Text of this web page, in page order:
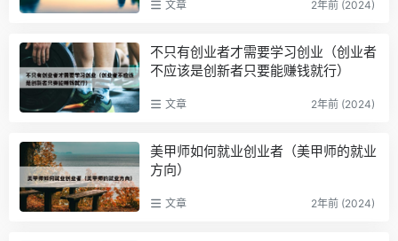
文章 2年前 (2024)
不只有创业者才需要学习创业（创业者
不应该是创新者只要能赚钱就行）
文章 2年前 (2024)
美甲师如何就业创业者（美甲师的就业
方向）
文章 2年前 (2024)